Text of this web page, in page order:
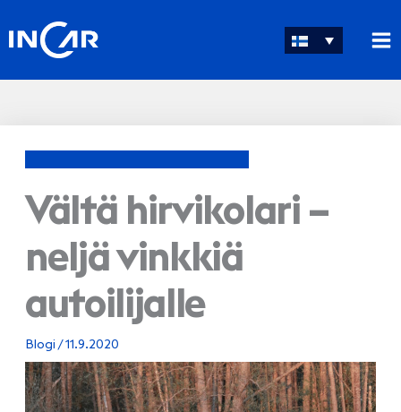
sisältöön
Vältä hirvikolari –
neljä vinkkiä
autoilijalle
Blogi /11.9.2020